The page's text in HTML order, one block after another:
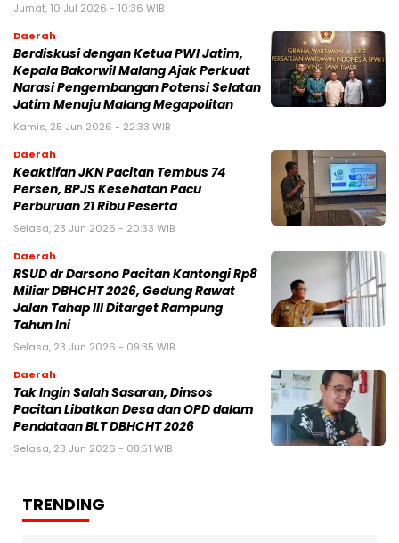
Jumat, 10 Jul 2026 - 10:36 WIB
Daerah
Berdiskusi dengan Ketua PWI Jatim,
Kepala Bakorwil Malang Ajak Perkuat
Narasi Pengembangan Potensi Selatan
Jatim Menuju Malang Megapolitan
Kamis, 25 Jun 2026 - 22:33 WIB
Daerah
Keaktifan JKN Pacitan Tembus 74
Persen, BPJS Kesehatan Pacu
Perburuan 21 Ribu Peserta
Selasa, 23 Jun 2026 - 20:33 WIB
Daerah
RSUD dr Darsono Pacitan Kantongi Rp8
Miliar DBHCHT 2026, Gedung Rawat
Jalan Tahap III Ditarget Rampung
Tahun Ini
Selasa, 23 Jun 2026 - 09:35 WIB
Daerah
Tak Ingin Salah Sasaran, Dinsos
Pacitan Libatkan Desa dan OPD dalam
Pendataan BLT DBHCHT 2026
Selasa, 23 Jun 2026 - 08:51 WIB
TRENDING